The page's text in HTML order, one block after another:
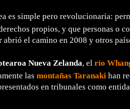
es simple pero revolucionaria:
propios, y que personas o
abrió el camino en 2008 y otros
Nueva Zelanda, el río
las montañas Taranaki han
en tribunales como